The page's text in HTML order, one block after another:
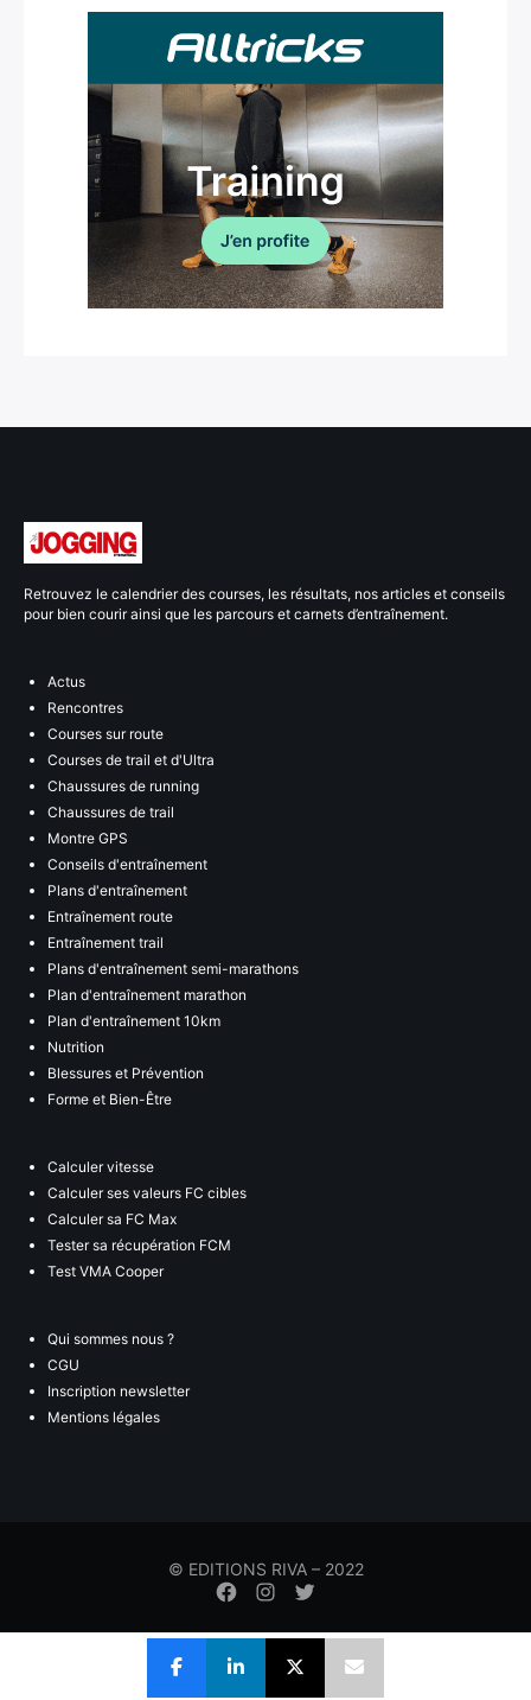
Retrouvez le calendrier des courses, les résultats, nos articles et conseils
pour bien courir ainsi que les parcours et carnets d’entraînement.
Actus
Rencontres
Courses sur route
Courses de trail et d'Ultra
Chaussures de running
Chaussures de trail
Montre GPS
Conseils d'entraînement
Plans d'entraînement
Entraînement route
Entraînement trail
Plans d'entraînement semi-marathons
Plan d'entraînement marathon
Plan d'entraînement 10km
Nutrition
Blessures et Prévention
Forme et Bien-Être
Calculer vitesse
Calculer ses valeurs FC cibles
Calculer sa FC Max
Tester sa récupération FCM
Test VMA Cooper
Qui sommes nous ?
CGU
Inscription newsletter
Mentions légales
© EDITIONS RIVA – 2022
Élément
menude
de